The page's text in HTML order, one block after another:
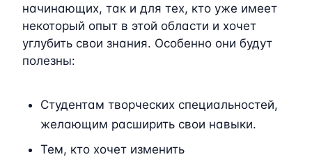
начинающих, так и для тех, кто уже имеет
некоторый опыт в этой области и хочет
углубить свои знания. Особенно они будут
полезны:
Студентам творческих специальностей,
желающим расширить свои навыки.
Тем, кто хочет изменить